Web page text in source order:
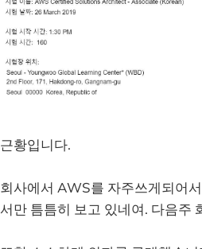
근황입니다.
회사에서 AWS를 자주쓰게되어
서만 틈틈히 보고 있네여. 다음주